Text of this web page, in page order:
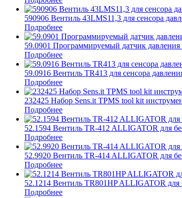
590906 Вентиль 43LMS11,3 для сенсора
Подробнее
59.0901 Программируемый датчик
Подробнее
59.0916 Вентиль TR413 для сенсора
Подробнее
232425 Набор Sens.it TPMS tool kit
Подробнее
52.1594 Вентиль TR-412 ALLIGATOR для
Подробнее
52.9920 Вентиль TR-414 ALLIGATOR для
Подробнее
52.1214 Вентиль TR801HP ALLIGATOR
Подробнее